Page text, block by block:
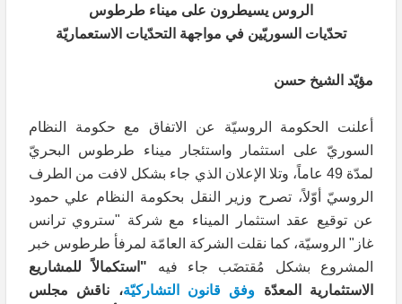
الروس يسيطرون على ميناء طرطوس
تحدّيات السوريّين في مواجهة التحدّيات الاستعماريّة
مؤيّد الشيخ حسن
أعلنت الحكومة الروسيّة عن الاتفاق مع حكومة النظام
السوريّ على استثمار واستئجار ميناء طرطوس البحريّ
لمدّة 49 عاماً، وتلا الإعلان الذي جاء بشكل لافت من الطرف
الروسيّ أوّلاً، تصرح وزير النقل بحكومة النظام علي حمود
عن توقيع عقد استثمار الميناء مع شركة "ستروي ترانس
غاز" الروسيّة، كما نقلت الشركة العامّة لمرفأ طرطوس خبر
المشروع بشكل مُقتضَب جاء فيه "استكمالاً للمشاريع
الاستثمارية المعدّة وفق قانون التشاركيّة، ناقش مجلس